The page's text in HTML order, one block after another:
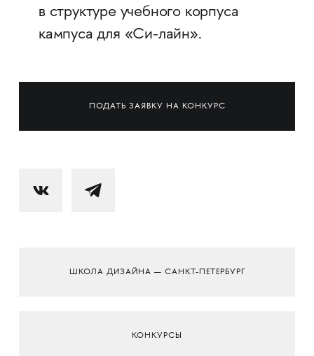
в структуре учебного корпуса
кампуса для «Си-лайн».
ПОДАТЬ ЗАЯВКУ НА КОНКУРС
ШКОЛА ДИЗАЙНА — САНКТ-ПЕТЕРБУРГ
КОНКУРСЫ